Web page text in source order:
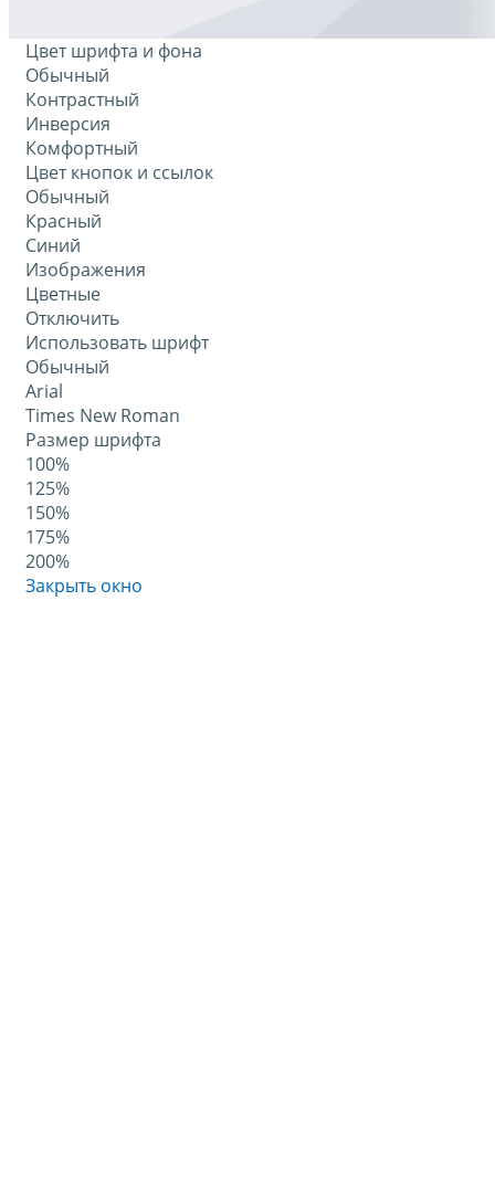
Цвет шрифта и фона
Обычный
Контрастный
Инверсия
Комфортный
Цвет кнопок и ссылок
Обычный
Красный
Синий
Изображения
Цветные
Отключить
Использовать шрифт
Обычный
Arial
Times New Roman
Размер шрифта
100%
125%
150%
175%
200%
Закрыть окно